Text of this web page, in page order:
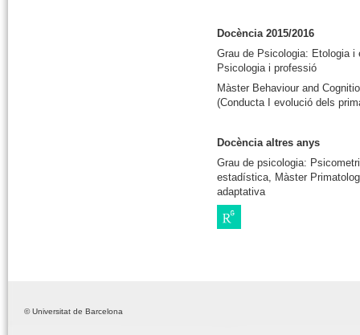
Docència 2015/2016
Grau de Psicologia: Etologia
Psicologia i professió
Màster Behaviour and
(Conducta I evolució dels
Docència altres anys
Grau de psicologia:
estadística, Màster
adaptativa
© Universitat de Barcelona